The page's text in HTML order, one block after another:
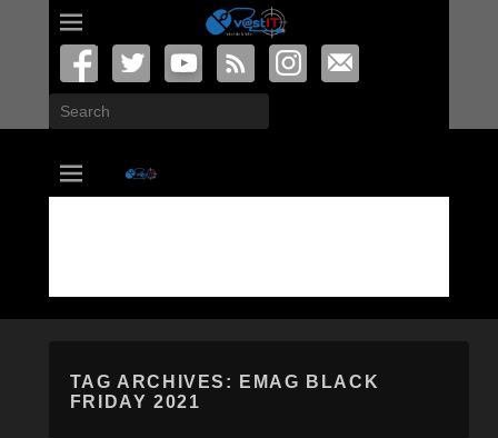
Search
vastIT.ro
Blog de Tehnologie
TAG ARCHIVES:
EMAG BLACK
FRIDAY 2021